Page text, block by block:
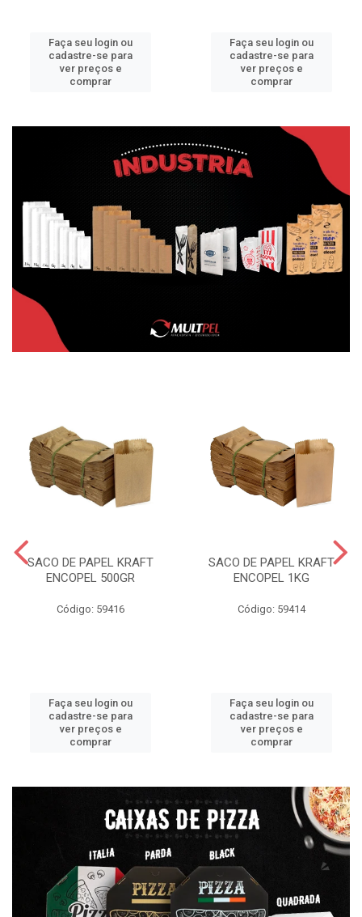
Faça seu login ou
cadastre-se para
ver preços e
comprar
Faça seu login ou
cadastre-se para
ver preços e
comprar
SACO DE PAPEL KRAFT
ENCOPEL 500GR
Código: 59416
Faça seu login ou
cadastre-se para
ver preços e
comprar
SACO DE PAPEL KRAFT
ENCOPEL 1KG
Código: 59414
Faça seu login ou
cadastre-se para
ver preços e
comprar